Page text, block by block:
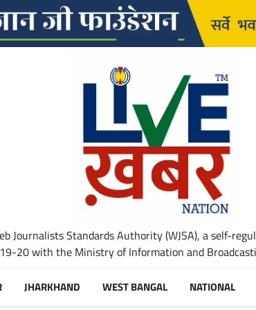
Journalists Standards Authority (WJSA), a self-
20 with the Ministry of Information and
JHARKHAND WEST BANGAL NATIONAL